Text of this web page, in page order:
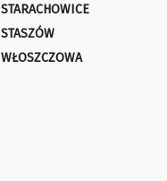
STARACHOWICE
STASZÓW
WŁOSZCZOWA